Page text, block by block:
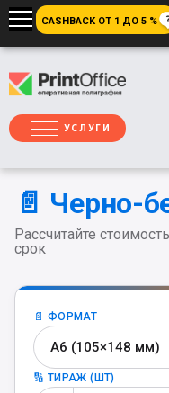
CASHBACK ОТ 1 ДО 5 %
УСЛУГИ
📄 Черно-
Рассчитайте
срок
📄 ФОРМАТ
А6 (105×148 мм)
🔢 ТИРАЖ (ШТ)